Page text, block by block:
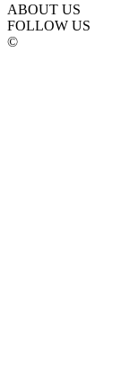
ABOUT US
FOLLOW US
©